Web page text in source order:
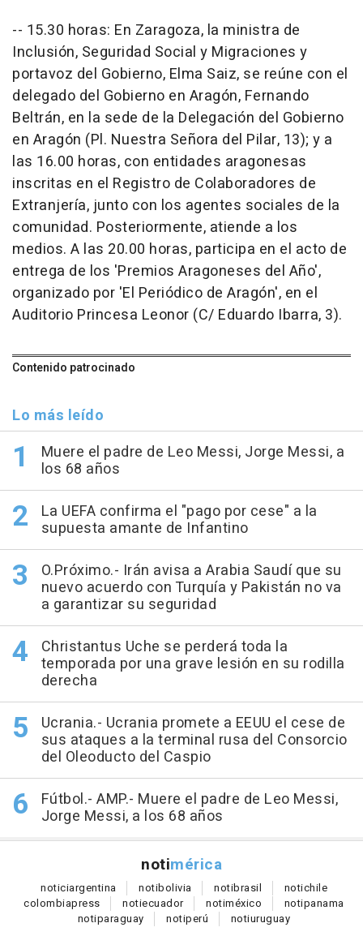
-- 15.30 horas: En Zaragoza, la ministra de
Inclusión, Seguridad Social y Migraciones y
portavoz del Gobierno, Elma Saiz, se reúne con el
delegado del Gobierno en Aragón, Fernando
Beltrán, en la sede de la Delegación del Gobierno
en Aragón (Pl. Nuestra Señora del Pilar, 13); y a
las 16.00 horas, con entidades aragonesas
inscritas en el Registro de Colaboradores de
Extranjería, junto con los agentes sociales de la
comunidad. Posteriormente, atiende a los
medios. A las 20.00 horas, participa en el acto de
entrega de los 'Premios Aragoneses del Año',
organizado por 'El Periódico de Aragón', en el
Auditorio Princesa Leonor (C/ Eduardo Ibarra, 3).
Contenido patrocinado
Lo más leído
Muere el padre de Leo Messi, Jorge Messi, a
los 68 años
La UEFA confirma el "pago por cese" a la
supuesta amante de Infantino
O.Próximo.- Irán avisa a Arabia Saudí que su
nuevo acuerdo con Turquía y Pakistán no va
a garantizar su seguridad
Christantus Uche se perderá toda la
temporada por una grave lesión en su rodilla
derecha
Ucrania.- Ucrania promete a EEUU el cese de
sus ataques a la terminal rusa del Consorcio
del Oleoducto del Caspio
Fútbol.- AMP.- Muere el padre de Leo Messi,
Jorge Messi, a los 68 años
notimérica
noticiargentina notibolivia notibrasil notichile
colombiapress notiecuador notiméxico notipanama
notiparaguay notiperú notiuruguay